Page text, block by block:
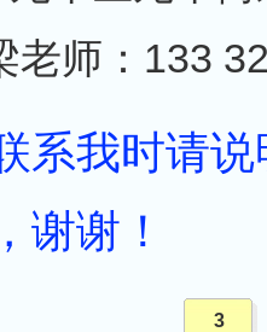
老师：133
系我时请
谢谢！
3